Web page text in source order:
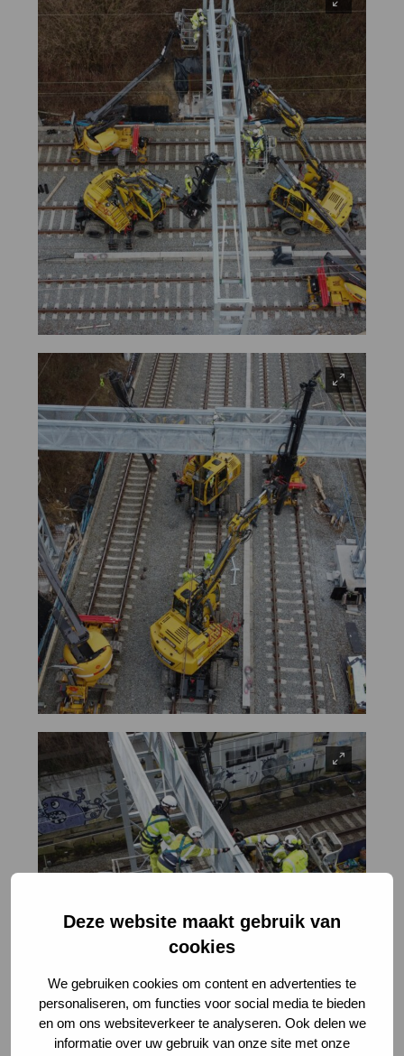
Deze website maakt gebruik van
cookies
We gebruiken cookies om content en advertenties te
personaliseren, om functies voor social media te bieden
en om ons websiteverkeer te analyseren. Ook delen we
informatie over uw gebruik van onze site met onze